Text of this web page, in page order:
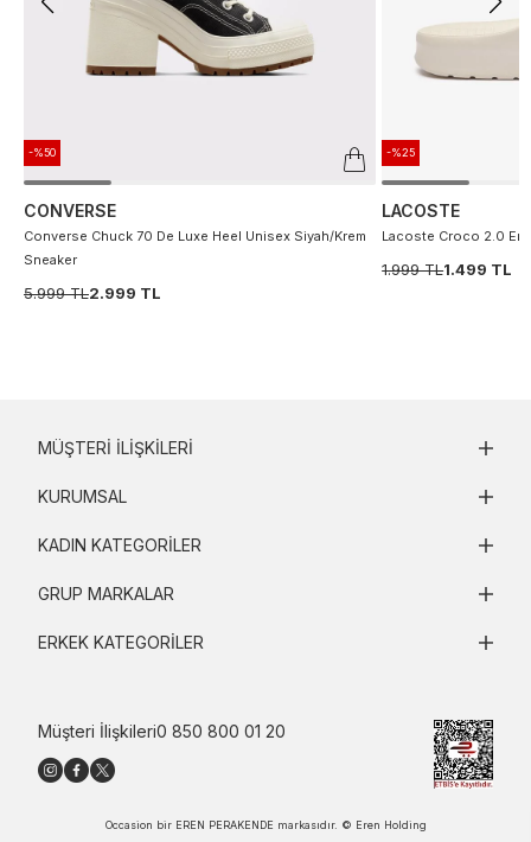
-%50
CONVERSE
Converse Chuck 70 De Luxe Heel Unisex Siyah/Krem
Sneaker
5.999 TL2.999 TL
-%25
LACOSTE
Lacoste Croco 2.0
1.999 TL1.499 TL
Müşteri İlişkileri0 850 800 01 20
MÜŞTERI İLIŞKILERI
KURUMSAL
KADIN KATEGORILER
GRUP MARKALAR
ERKEK KATEGORILER
Occasion bir EREN PERAKENDE markasıdır. © Eren Holding